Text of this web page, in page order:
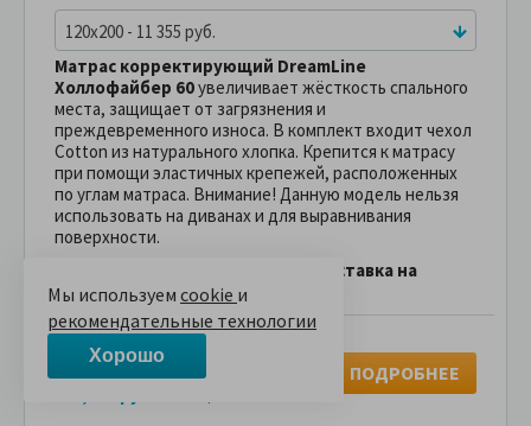
120x200 - 11 355 руб.
Матрас корректирующий DreamLine
Холлофайбер 60увеличивает жёсткость спального
места, защищает от загрязнения и
преждевременного износа. В комплект входит чехол
Cotton из натурального хлопка. Крепится к матрасу
при помощи эластичных крепежей, расположенных
по углам матраса. Внимание! Данную модель нельзя
использовать на диванах и для выравнивания
поверхности.
При заказе на буднях до 15.00 доставка на
следующий день!
11,355 руб.
В рассрочку без переплаты
ПОДРОБНЕЕ
Мы используем cookie и
рекомендательные технологии
Хорошо